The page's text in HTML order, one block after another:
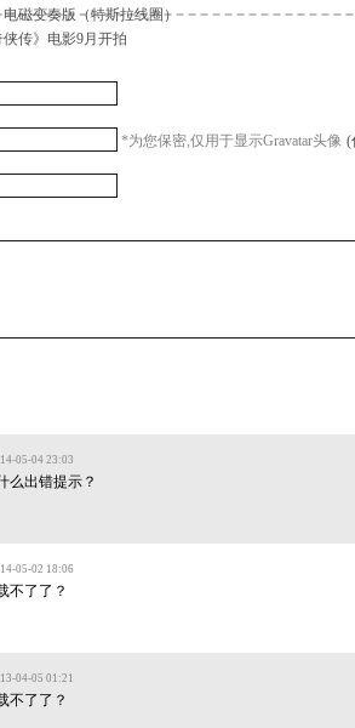
电磁变奏版（特斯拉线圈）
侠传》电影9月开拍
*为您保密,仅用于显示Gravatar头像 (
05-04 23:03
么出错提示？
05-02 18:06
不了了？
04-05 01:21
不了了？